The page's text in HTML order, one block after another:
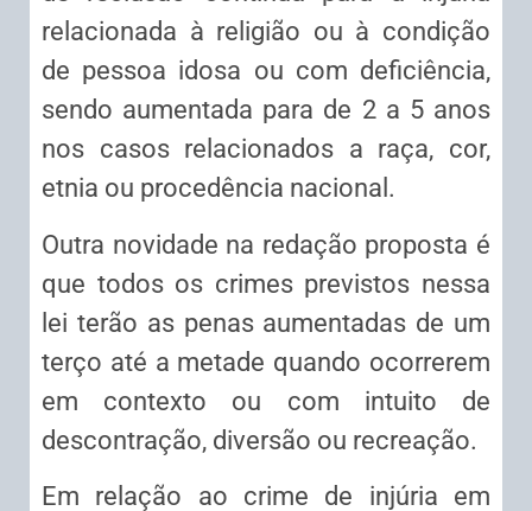
relacionada à religião ou à condição
de pessoa idosa ou com deficiência,
sendo aumentada para de 2 a 5 anos
nos casos relacionados a raça, cor,
etnia ou procedência nacional.
Outra novidade na redação proposta é
que todos os crimes previstos nessa
lei terão as penas aumentadas de um
terço até a metade quando ocorrerem
em contexto ou com intuito de
descontração, diversão ou recreação.
Em relação ao crime de injúria em